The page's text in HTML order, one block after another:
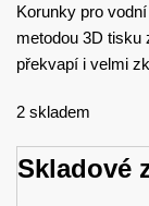
Korunky pro
metodou 3D tisku
překvapí i velmi
2 skladem
Skladové